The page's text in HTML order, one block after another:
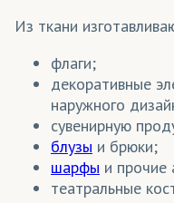
Прима(трикотаж)
Революшн
Рибана(трикотаж)
Рогожка(ткани)
Из ткани
флаги;
декоративные
наружного
сувенирную
блузы и брюки;
шарфы и прочие
театральные